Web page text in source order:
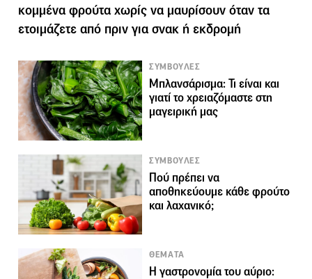
κομμένα φρούτα χωρίς να μαυρίσουν όταν τα
ετοιμάζετε από πριν για σνακ ή εκδρομή
ΣΥΜΒΟΥΛΕΣ
Μπλανσάρισμα: Τι είναι και
γιατί το χρειαζόμαστε στη
μαγειρική μας
ΣΥΜΒΟΥΛΕΣ
Πού πρέπει να
αποθηκεύουμε κάθε φρούτο
και λαχανικό;
ΘΕΜΑΤΑ
Η γαστρονομία του αύριο: